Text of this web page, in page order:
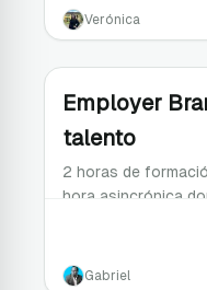
Verónica
Employer
talento
2 horas de
hora asincrónica
talento con una
Gabriel